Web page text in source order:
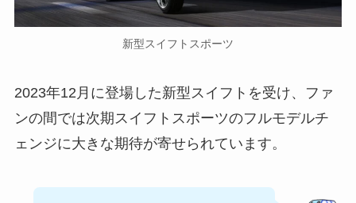
新型スイフトスポーツ
2023年12月に登場した新型スイフトを受け、ファ
ンの間では次期スイフトスポーツのフルモデルチ
ェンジに大きな期待が寄せられています。